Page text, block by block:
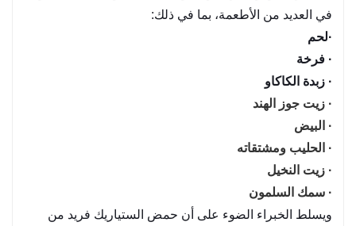
في العديد من الأطعمة، بما في ذلك:
·لحم
· فرخة
· زبدة الكاكاو
· زيت جوز الهند
· البيض
· الحليب ومشتقاته
· زيت النخيل
· سمك السلمون
ويسلط الخبراء الضوء على أن حمض الستياريك فريد من